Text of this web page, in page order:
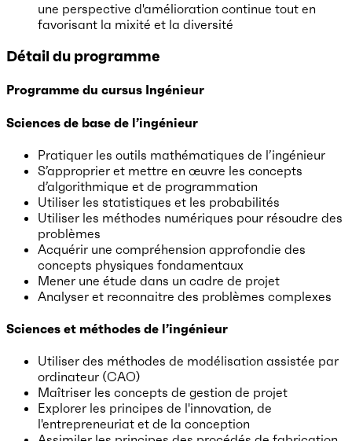
une perspective d'amélioration continue tout en
favorisant la mixité et la diversité
Détail du programme
Programme du cursus Ingénieur
Sciences de base de l’ingénieur
Pratiquer les outils mathématiques de l’ingénieur
S’approprier et mettre en œuvre les concepts
d’algorithmique et de programmation
Utiliser les statistiques et les probabilités
Utiliser les méthodes numériques pour résoudre des
problèmes
Acquérir une compréhension approfondie des
concepts physiques fondamentaux
Mener une étude dans un cadre de projet
Analyser et reconnaitre des problèmes complexes
Sciences et méthodes de l’ingénieur
Utiliser des méthodes de modélisation assistée par
ordinateur (CAO)
Maîtriser les concepts de gestion de projet
Explorer les principes de l'innovation, de
l'entrepreneuriat et de la conception